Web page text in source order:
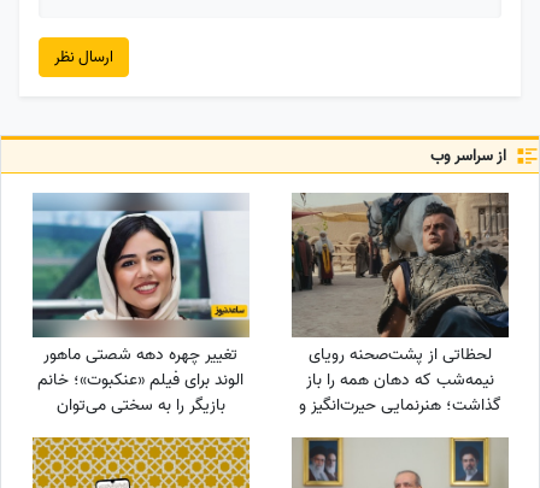
ارسال نظر
از سراسر وب
لحظاتی از پشت‌صحنه رویای
نیمه‌شب که دهان همه را باز
گذاشت؛ هنرنمایی حیرت‌انگیز و
جانانه روزبه حصاری بدون
تغییر چهره دهه شصتی ماهور
الوند برای فیلم «عنکبوت»؛ خانم
بازیگر را به سختی می‌توان
شناخت + عکس